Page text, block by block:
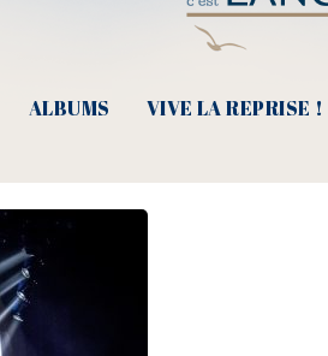
ALBUMS VIVE LA REPRISE !
Dimey